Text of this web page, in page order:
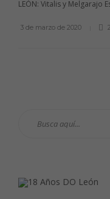
LEÓN: Vitalis y Melgarajo
3 de marzo de 2020